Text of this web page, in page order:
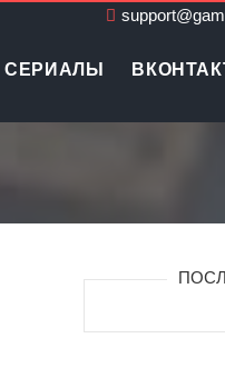
СЕРИАЛЫ